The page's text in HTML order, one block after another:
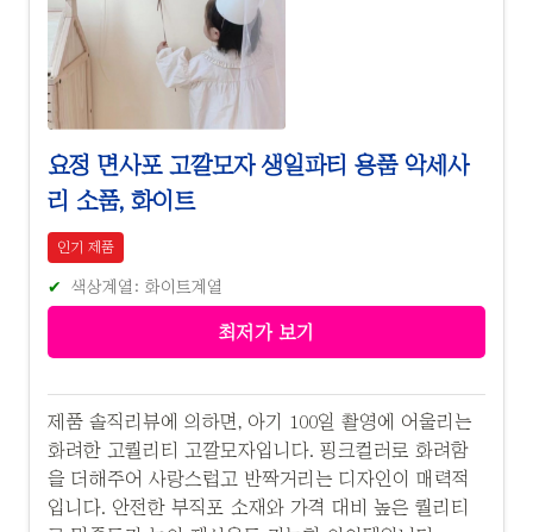
요정 면사포 고깔모자 생일파티 용품 악세사
리 소품, 화이트
인기 제품
색상계열: 화이트계열
최저가 보기
제품 솔직리뷰에 의하면, 아기 100일 촬영에 어울리는
화려한 고퀄리티 고깔모자입니다. 핑크컬러로 화려함
을 더해주어 사랑스럽고 반짝거리는 디자인이 매력적
입니다. 안전한 부직포 소재와 가격 대비 높은 퀄리티